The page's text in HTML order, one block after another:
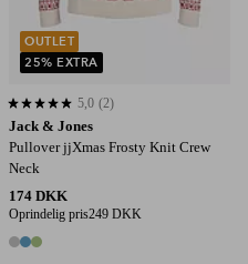
Jack & Jones
Pullover jjXmas Frosty Knit Crew
Neck
174 DKK
Oprindelig pris249 DKK
3 farver
5,0 baseret på 2 bedømmelser
5,0 (2)
OUTLET
25% EXTRA